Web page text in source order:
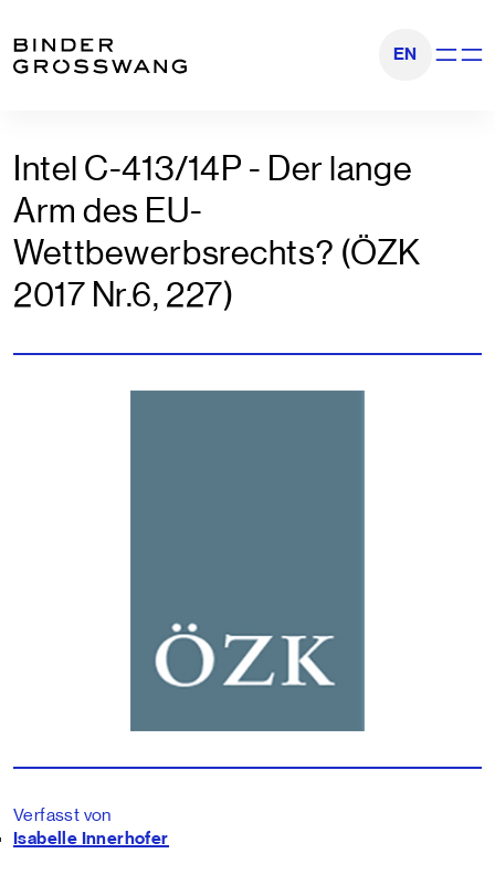
EN
Intel C-413/14P - Der lange
Arm des EU-
Wettbewerbsrechts? (ÖZK
2017 Nr.6, 227)
Verfasst von
Isabelle Innerhofer